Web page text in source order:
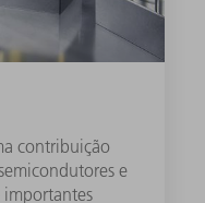
contribuição
e